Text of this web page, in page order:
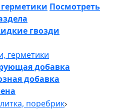
Посмотреть
гвозди
герметики
добавка
добавка
поребрик